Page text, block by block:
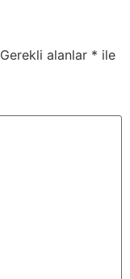
Gerekli alanlar * ile